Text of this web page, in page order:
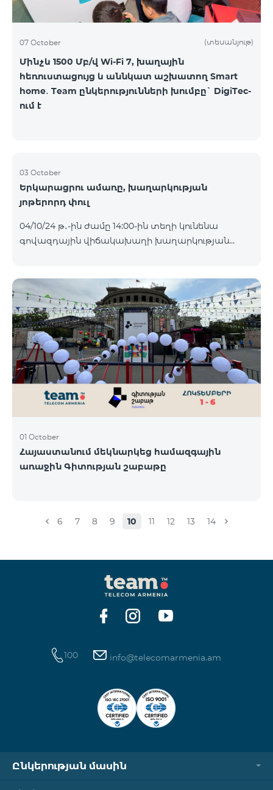
07 October (տեսանյութ)
Մինչև 1500 Մբ/վ Wi-Fi 7, խաղային
հեռուստացույց և աննկատ աշխատող Smart
home․ Team ընկերությունների խումբը` DigiTec-
ում է
03 October
Երկարացրու ամառը, խաղարկության
յոթերորդ փուլ
04/10/24 թ․-ին ժամը 14:00-ին տեղի կունենա
գովազդային վիճակախաղի խաղարկության
պրոմոյի շրջանակներում տրամադրվող SIM
քարտի` TeamTok կանխավճարային
սակագնային փաթեթի հեռախոսահամարով։
Հաղթող հեռախոսահամարներն ընտրվելու են
պատահական թվերի գեներատորի միջոցով։
Հետևեք մեզ Team-ի Facebook-յան և YouTube-յան
ալիքների պաշտոնական էջերում: Մանրամասն
պայմաններ՝
https://www.telecomarmenia.am/hy/B2S?s
01 October
Հայաստանում մեկնարկեց համազգային
առաջին Գիտության շաբաթը
6 7 8 9 10 11 12 13 14
100 info@telecomarmenia.am
Ընկերության մասին